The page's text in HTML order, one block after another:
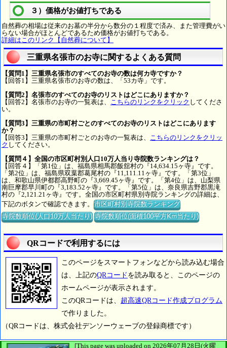
３）価格がお値打ちである
自然葬の相場は従来のお墓の半分から数分の１程度で済み、また管理費がい
らない場合がほとんどであるため価格がお値打ちである。
詳細はこのリンク【自然葬について】
三重県名張市のお寺に関するよくある質問
【質問1】三重県名張市のすべてのお寺の数は何カ寺ですか？
【回答1】三重県名張市のお寺の数は、「53カ寺」です。
【質問2】名張市のすべてのお寺のリストはどこにありますか？
【回答2】名張市のお寺の一覧表は、 こちらのリンクをクリック してくださ
い。
【質問3】三重県の市町村ごとのすべてのお寺のリストはどこにあります
か？
【回答3】三重県の市町村ごとのお寺の一覧表は、 こちらのリンクをクリッ
ク してください。
【質問４】全国の市区町村別人口10万人当り寺院数ランキングは？
【回答４】「第1位」は、福島県相馬郡飯舘村の『14,634.15ヶ寺』です。
「第2位」は、福島県双葉郡葛尾村の『11,111.11ヶ寺』です。「第3位」
は、和歌山県伊都郡高野町の『3,669.45ヶ寺』です。「第4位」は、山梨県
南巨摩郡早川町の『3,183.52ヶ寺』です。「第5位」は、奈良県吉野郡黒滝
村の『2,121.21ヶ寺』です。全国の市区町村県別寺院ランキングの詳細は、
下記のボタンで確認できます。市区町村別寺院数ランキング
寺院数順位(人口10万人当たり) 寺院数順位(面積100平方Km当たり)
QRコードで利用するには
このページをスマートフォンなどから読み込む場合
は、上記のQRコード を読み取ると、このページの
ホームページが表示されます。
このQRコードは、 超高速QRコード作成プログラム
で作りました。
（QRコードは、株式会社デンソーウェーブの登録商標です）
[This page was uploaded on 2026年07月28日(火曜